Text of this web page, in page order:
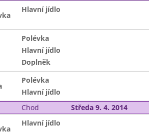
Hlavní jídlo
Polévka
Hlavní jídlo
Doplněk
Polévka
Hlavní jídlo
Chod Středa 9. 4. 2014
Hlavní jídlo